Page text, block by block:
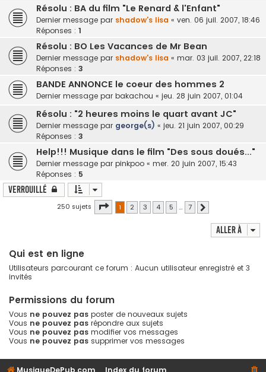
Résolu : BA du film "Le Renard & l'Enfant"
Dernier message par shadow's lisa « ven. 06 juil. 2007, 18:46
Réponses : 1
Résolu : BO Les Vacances de Mr Bean
Dernier message par shadow's lisa « mar. 03 juil. 2007, 22:18
Réponses : 3
BANDE ANNONCE le coeur des hommes 2
Dernier message par bakachou « jeu. 28 juin 2007, 01:04
Résolu : "2 heures moins le quart avant JC"
Dernier message par george(s) « jeu. 21 juin 2007, 00:29
Réponses : 3
Help!!! Musique dans le film "Des sous doués..."
Dernier message par pinkpoo « mer. 20 juin 2007, 15:43
Réponses : 5
Verrouillé
250 sujets Page 1sur7
1 2 3 4 5 … 7
Aller à
Qui est en ligne
Utilisateurs parcourant ce forum : Aucun utilisateur enregistré et 3
invités
Permissions du forum
Vous ne pouvez pas poster de nouveaux sujets
Vous ne pouvez pas répondre aux sujets
Vous ne pouvez pas modifier vos messages
Vous ne pouvez pas supprimer vos messages